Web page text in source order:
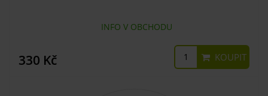
INFO V OBCHODU
330 Kč KOUPIT